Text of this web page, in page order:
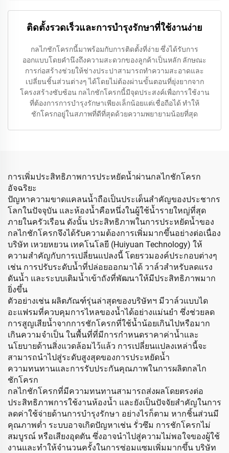
ติดตั้งรวดเร็วและการบำรุงรักษาที่ใช้งานง่าย
กลไกชักโครกนี้มาพร้อมกับการติดตั้งที่ง่าย ซึ่งได้รับการ
ออกแบบโดยคำนึงถึงความสะดวกของลูกค้าเป็นหลัก ลักษณะ
การก่อสร้างช่วยให้ช่างประปาสามารถทำความสะอาดและ
เปลี่ยนชิ้นส่วนต่างๆ ได้โดยไม่ต้องผ่านขั้นตอนที่ยุ่งยากจาก
โครงสร้างซับซ้อน กลไกชักโครกนี้มีจุดประสงค์เพื่อการใช้งาน
ที่ต้องการการบำรุงรักษาเพียงเล็กน้อยแต่เชื่อถือได้ ทำให้
ชักโครกอยู่ในสภาพที่ดีที่สุดด้วยความพยายามน้อยที่สุด
การเพิ่มประสิทธิภาพการประหยัดน้ำผ่านกลไกชักโครก
อัจฉริยะ
ปัญหาความขาดแคลนน้ำถือเป็นประเด็นสำคัญของประชากร
โลกในปัจจุบัน และห้องน้ำคือหนึ่งในผู้ใช้น้ำรายใหญ่ที่สุด
ภายในครัวเรือน ดังนั้น ประสิทธิภาพในการประหยัดน้ำของ
กลไกชักโครกจึงได้รับความต้องการเพิ่มมากขึ้นอย่างต่อเนื่อง
บริษัท เหวยหยวน เทคโนโลยี (Huiyuan Technology) ให้
ความสำคัญกับการเปลี่ยนแปลงนี้ โดยรวมองค์ประกอบต่างๆ
เช่น การปรับระดับน้ำที่ปล่อยออกมาได้ วาล์วสำหรับลดแรง
ดันน้ำ และระบบเติมน้ำเข้าถังที่พัฒนาให้มีประสิทธิภาพมาก
ยิ่งขึ้น
ตัวอย่างเช่น ผลิตภัณฑ์รุ่นล่าสุดของบริษัทฯ มีวาล์วแบบได
อะแฟรมที่ควบคุมการไหลของน้ำได้อย่างแม่นยำ ซึ่งช่วยลด
การสูญเสียน้ำจากการชักโครกที่ใช้น้ำน้อยเกินไปหรือมาก
เกินความจำเป็น ในพื้นที่ที่มีการกำหนดราคาค่าน้ำและ
นโยบายด้านสิ่งแวดล้อมไว้แล้ว การเปลี่ยนแปลงเหล่านี้จะ
สามารถนำไปสู่ระดับสูงสุดของการประหยัดน้ำ
ความทนทานและการรับประกันคุณภาพในการผลิตกลไก
ชักโครก
กลไกชักโครกที่มีความทนทานสามารถส่งผลโดยตรงต่อ
ประสิทธิภาพการใช้งานห้องน้ำ และยังเป็นปัจจัยสำคัญในการ
ลดค่าใช้จ่ายด้านการบำรุงรักษา อย่างไรก็ตาม หากชิ้นส่วนมี
คุณภาพต่ำ ระบบอาจเกิดปัญหาเช่น รั่วซึม การชักโครกไม่
สมบูรณ์ หรือเสียงอุดตัน ซึ่งอาจนำไปสู่ความไม่พอใจของผู้ใช้
งานและทำให้จำนวนครั้งในการซ่อมแซมเพิ่มมากขึ้น บริษัท